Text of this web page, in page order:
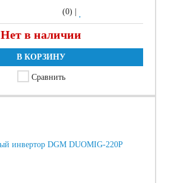
(0)
Нет в наличии
В КОРЗИНУ
Сравнить